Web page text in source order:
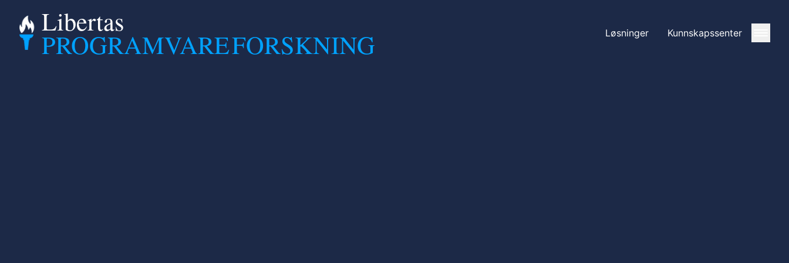
Libertas
PROGRAMVAREFORSKNING Løsninger Kunnskapssenter